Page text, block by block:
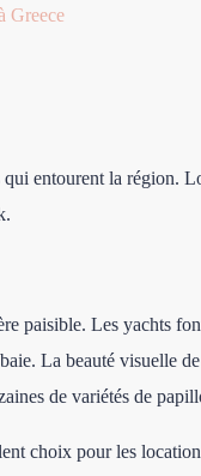
Greece
entourent la région.
paisible. Les yachts
La beauté visuelle
de variétés de
choix pour les